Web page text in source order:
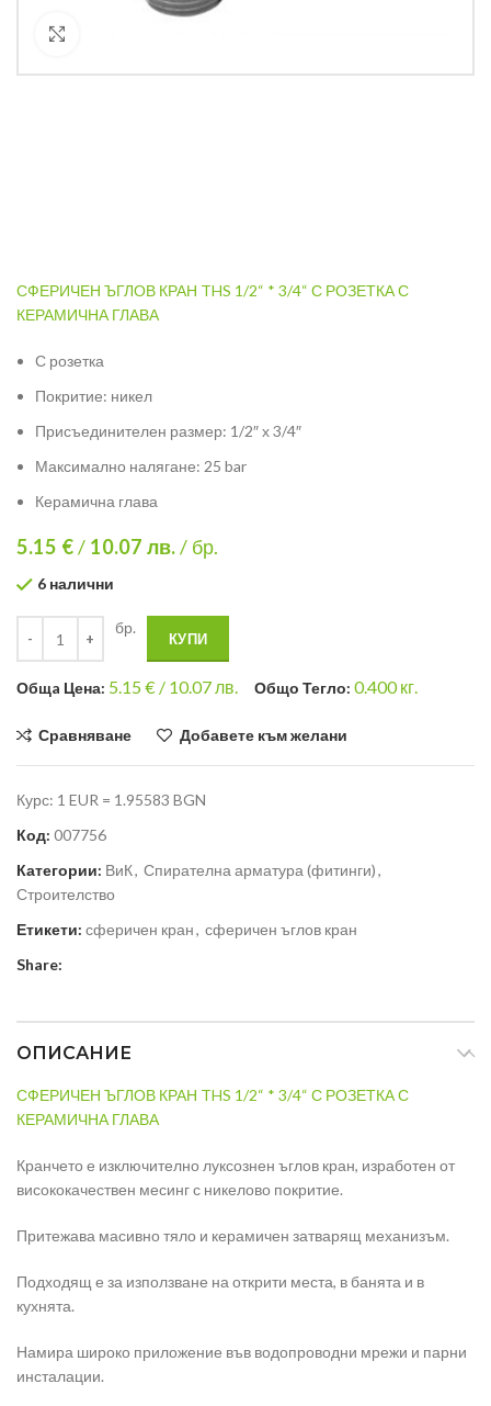
СФЕРИЧЕН ЪГЛОВ КРАН THS 1/2“ * 3/4“ С РОЗЕТКА С
КЕРАМИЧНА ГЛАВА
С розетка
Покритие: никел
Присъединителен размер: 1/2″ х 3/4″
Максимално налягане: 25 bar
Керамична глава
5.15 €/ 10.07 лв./ бр.
6 налични
бр.
КУПИ
Общa Цена: 5.15€ / 10.07 лв. Общо Тегло: 0.400кг.
Сравняване Добавете към желани
Курс: 1 EUR = 1.95583 BGN
Код: 007756
Категории: ВиК, Спирателна арматура (фитинги),
Строителство
Етикети: сферичен кран, сферичен ъглов кран
Share:
ОПИСАНИЕ
СФЕРИЧЕН ЪГЛОВ КРАН THS 1/2“ * 3/4“ С РОЗЕТКА С
КЕРАМИЧНА ГЛАВА
Кранчето е изключително луксознен ъглов кран, изработен от
висококачествен месинг с никелово покритие.
Притежава масивно тяло и керамичен затварящ механизъм.
Подходящ е за използване на открити места, в банята и в
кухнята.
Намира широко приложение във водопроводни мрежи и парни
инсталации.